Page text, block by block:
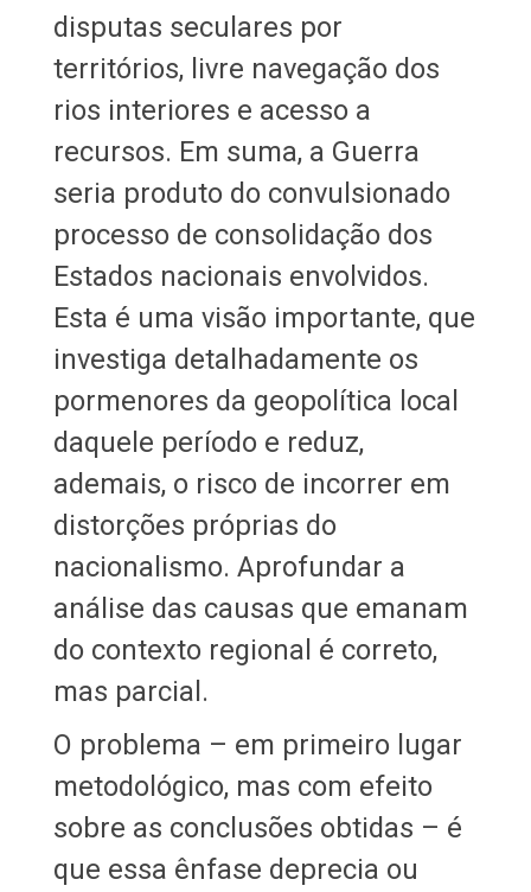
disputas seculares por
territórios, livre navegação dos
rios interiores e acesso a
recursos. Em suma, a Guerra
seria produto do convulsionado
processo de consolidação dos
Estados nacionais envolvidos.
Esta é uma visão importante, que
investiga detalhadamente os
pormenores da geopolítica local
daquele período e reduz,
ademais, o risco de incorrer em
distorções próprias do
nacionalismo. Aprofundar a
análise das causas que emanam
do contexto regional é correto,
mas parcial.
O problema – em primeiro lugar
metodológico, mas com efeito
sobre as conclusões obtidas – é
que essa ênfase deprecia ou